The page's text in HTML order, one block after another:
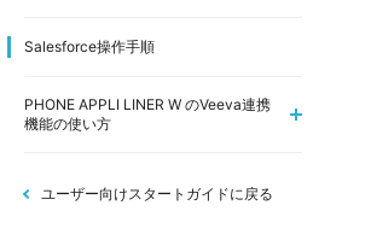
Salesforce操作手順
PHONE APPLI LINER W のVeeva連携
機能の使い方
ユーザー向けスタートガイドに戻る